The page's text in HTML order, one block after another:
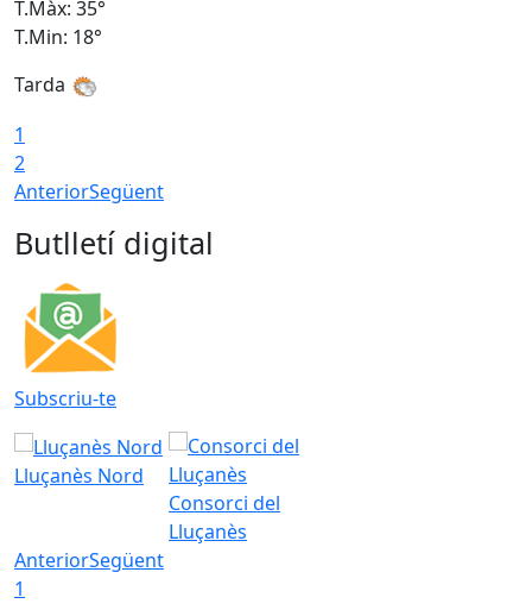
T.Màx: 35°
T.Min: 18°
Tarda
1
2
AnteriorSegüent
Butlletí digital
Subscriu-te
Lluçanès Nord
Consorci del
Lluçanès
AnteriorSegüent
1